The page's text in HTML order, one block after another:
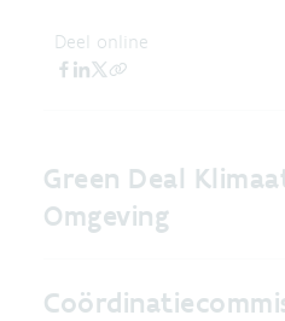
Deel online
Green Deal
Omgeving